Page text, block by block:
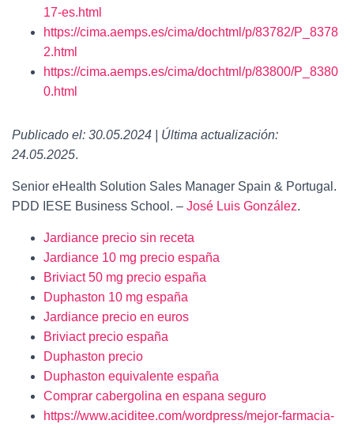
17-es.html
https://cima.aemps.es/cima/dochtml/p/83782/P_8378
2.html
https://cima.aemps.es/cima/dochtml/p/83800/P_8380
0.html
Publicado el: 30.05.2024 | Última actualización:
24.05.2025.
Senior eHealth Solution Sales Manager Spain & Portugal.
PDD IESE Business School. – José Luis González.
Jardiance precio sin receta
Jardiance 10 mg precio españa
Briviact 50 mg precio españa
Duphaston 10 mg españa
Jardiance precio en euros
Briviact precio españa
Duphaston precio
Duphaston equivalente españa
Comprar cabergolina en espana seguro
https://www.aciditee.com/wordpress/mejor-farmacia-